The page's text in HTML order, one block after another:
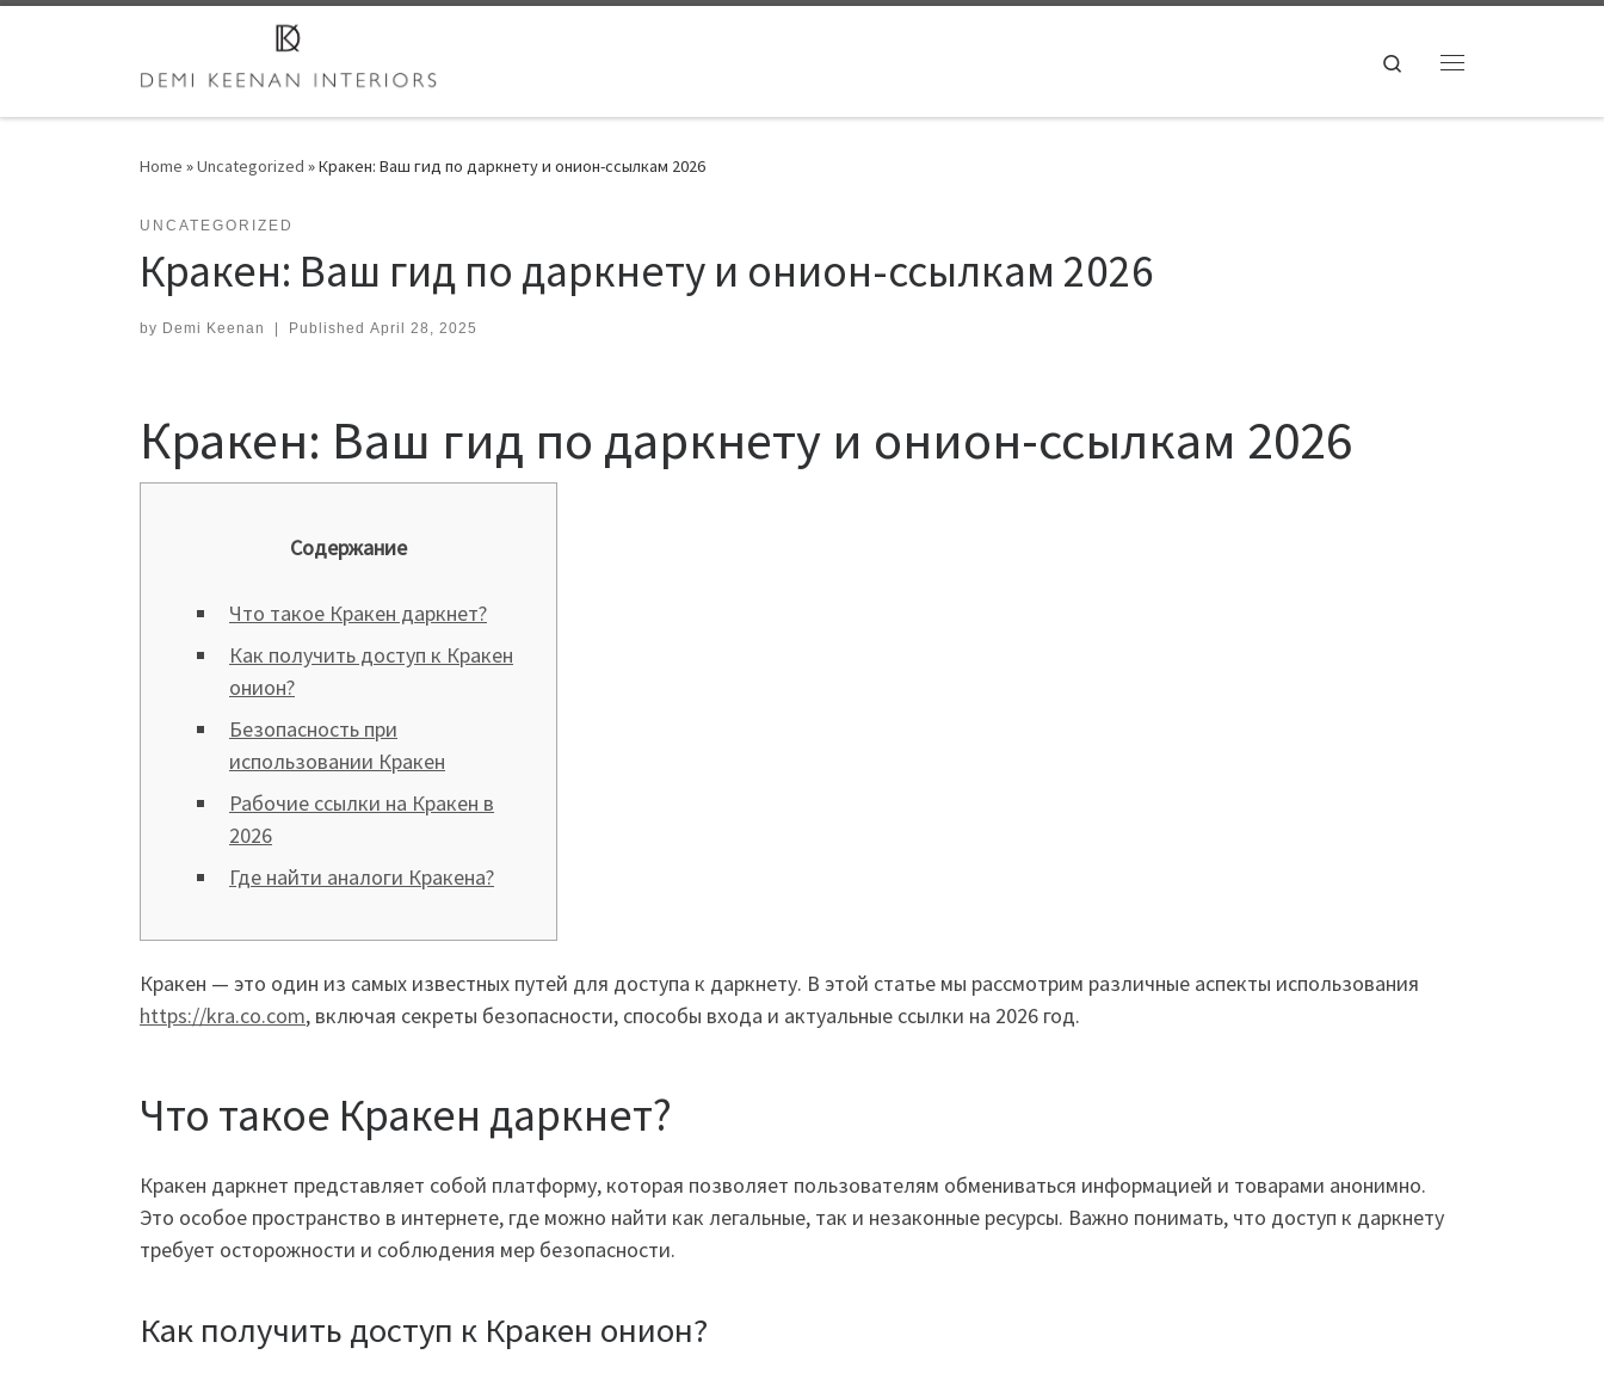
Search
Home »Uncategorized »Кракен: Ваш гид по даркнету и онион-ссылкам 2026
UNCATEGORIZED
Кракен: Ваш гид по даркнету и онион-ссылкам 2026
by Demi Keenan | Published April 28, 2025
Кракен: Ваш гид по даркнету и онион-ссылкам 2026
Содержание
Что такое Кракен даркнет?
Как получить доступ к Кракен
онион?
Безопасность при
использовании Кракен
Рабочие ссылки на Кракен в
2026
Где найти аналоги Кракена?
Кракен — это один из самых известных путей для доступа к даркнету. В этой статье мы рассмотрим различные аспекты использования
https://kra.co.com, включая секреты безопасности, способы входа и актуальные ссылки на 2026 год.
Что такое Кракен даркнет?
Кракен даркнет представляет собой платформу, которая позволяет пользователям обмениваться информацией и товарами анонимно.
Это особое пространство в интернете, где можно найти как легальные, так и незаконные ресурсы. Важно понимать, что доступ к даркнету
требует осторожности и соблюдения мер безопасности.
Как получить доступ к Кракен онион?